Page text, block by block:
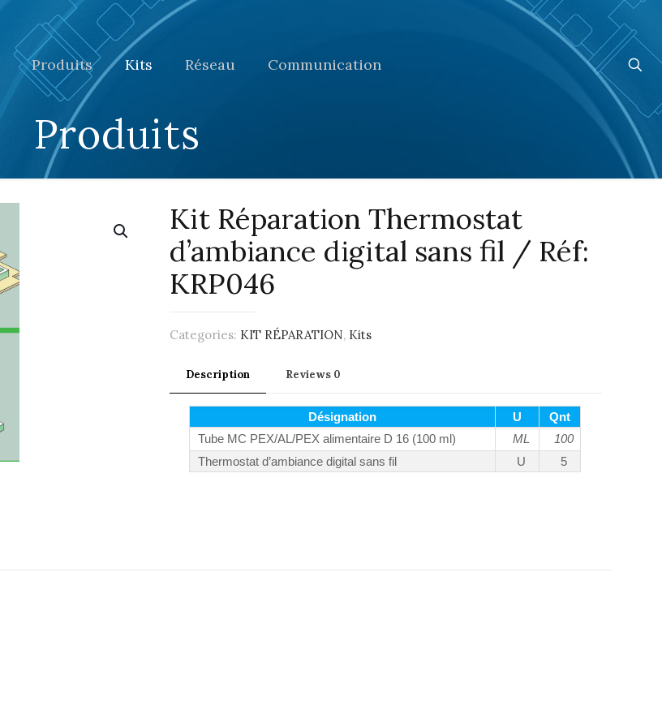
Produits Kits Réseau Communication
Produits
Kit Réparation Thermostat
d’ambiance digital sans fil / Réf:
KRP046
Categories: KIT RÉPARATION, Kits
Description Reviews 0
Désignation U
Qnt
Tube MC PEX/AL/PEX alimentaire D 16 (100 ml)
ML
100
Thermostat d’ambiance digital sans fil
U 5